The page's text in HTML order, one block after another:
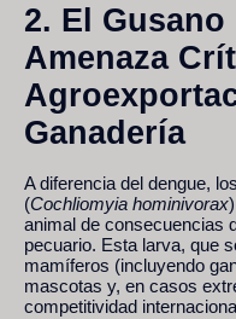
2. El
Amenaza
Ganadería
A diferencia del dengue,
(Cochliomyia hominivorax
animal de consecuencias
pecuario. Esta larva, que
mamíferos (incluyendo
mascotas y, en casos
competitividad